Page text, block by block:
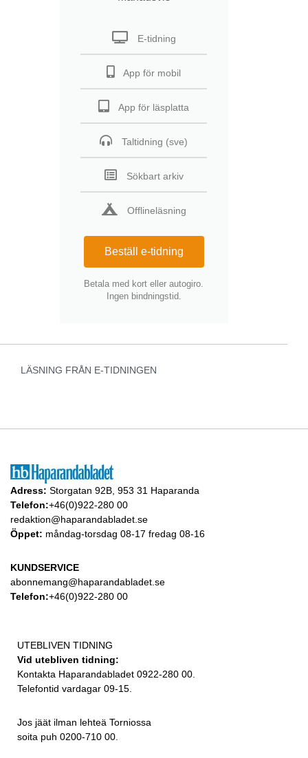
E-tidning
App för mobil
App för läsplatta
Taltidning (sve)
Sökbart arkiv
Offlineläsning
Beställ e-tidning
Betala med kort eller autogiro.
Ingen bindningstid.
LÄSNING FRÅN E-TIDNINGEN
Adress: Storgatan 92B, 953 31 Haparanda
Telefon:+46(0)922-280 00
redaktion@haparandabladet.se
Öppet: måndag-torsdag 08-17 fredag 08-16
KUNDSERVICE
abonnemang@haparandabladet.se
Telefon:+46(0)922-280 00
UTEBLIVEN TIDNING
Vid utebliven tidning:
Kontakta Haparandabladet 0922-280 00.
Telefontid vardagar 09-15.
Jos jäät ilman lehteä Torniossa
soita puh 0200-710 00.